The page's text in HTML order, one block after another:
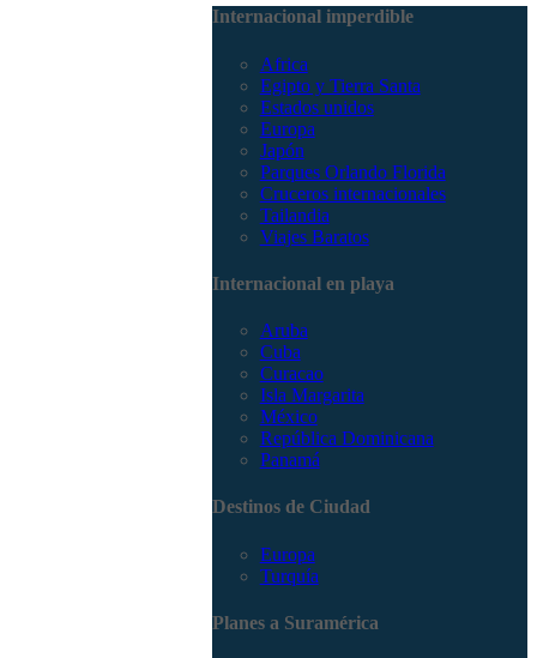
Internacional imperdible
Africa
Egipto y Tierra Santa
Estados unidos
Europa
Japón
Parques Orlando Florida
Cruceros internacionales
Tailandia
Viajes Baratos
Internacional en playa
Aruba
Cuba
Curacao
Isla Margarita
México
República Dominicana
Panamá
Destinos de Ciudad
Europa
Turquía
Planes a Suramérica